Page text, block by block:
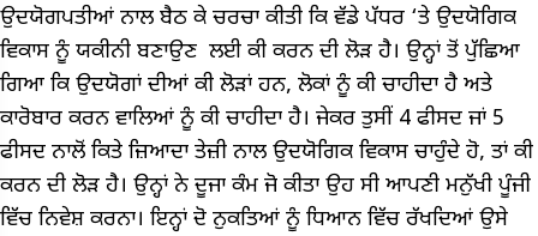
ਉਦਯੋਗਪਤੀਆਂ ਨਾਲ ਬੈਠ ਕੇ ਚਰਚਾ ਕੀਤੀ ਕਿ ਵੱਡੇ ਪੱਧਰ ‘ਤੇ ਉਦਯੋਗਿਕ
ਵਿਕਾਸ ਨੂੰ ਯਕੀਨੀ ਬਣਾਉਣ ਲਈ ਕੀ ਕਰਨ ਦੀ ਲੋੜ ਹੈ। ਉਨ੍ਹਾਂ ਤੋਂ ਪੁੱਛਿਆ
ਗਿਆ ਕਿ ਉਦਯੋਗਾਂ ਦੀਆਂ ਕੀ ਲੋੜਾਂ ਹਨ, ਲੋਕਾਂ ਨੂੰ ਕੀ ਚਾਹੀਦਾ ਹੈ ਅਤੇ
ਕਾਰੋਬਾਰ ਕਰਨ ਵਾਲਿਆਂ ਨੂੰ ਕੀ ਚਾਹੀਦਾ ਹੈ। ਜੇਕਰ ਤੁਸੀਂ 4 ਫੀਸਦ ਜਾਂ 5
ਫੀਸਦ ਨਾਲੋਂ ਕਿਤੇ ਜ਼ਿਆਦਾ ਤੇਜ਼ੀ ਨਾਲ ਉਦਯੋਗਿਕ ਵਿਕਾਸ ਚਾਹੁੰਦੇ ਹੋ, ਤਾਂ ਕੀ
ਕਰਨ ਦੀ ਲੋੜ ਹੈ। ਉਨ੍ਹਾਂ ਨੇ ਦੂਜਾ ਕੰਮ ਜੋ ਕੀਤਾ ਉਹ ਸੀ ਆਪਣੀ ਮਨੁੱਖੀ ਪੂੰਜੀ
ਵਿੱਚ ਨਿਵੇਸ਼ ਕਰਨਾ। ਇਨ੍ਹਾਂ ਦੋ ਨੁਕਤਿਆਂ ਨੂੰ ਧਿਆਨ ਵਿੱਚ ਰੱਖਦਿਆਂ ਉਸੇ